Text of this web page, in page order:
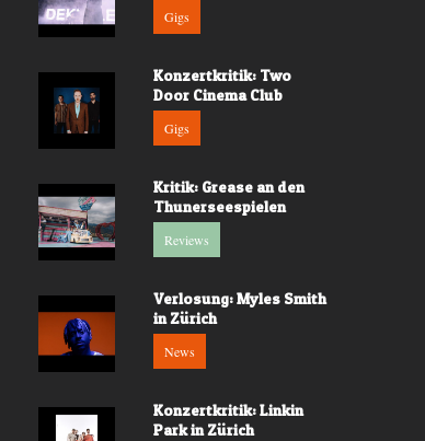
Gigs
Konzertkritik: Two
Door Cinema Club
Gigs
Kritik: Grease an den
Thunerseespielen
Reviews
Verlosung: Myles Smith
in Zürich
News
Konzertkritik: Linkin
Park in Zürich